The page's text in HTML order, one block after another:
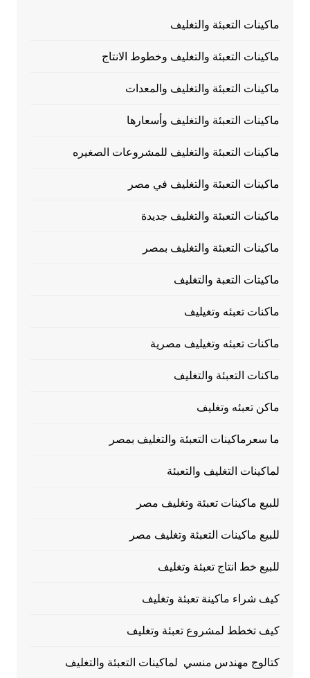
ماكينات التعبئة والتغليف
ماكينات التعبئة والتغليف وخطوط الانتاج
ماكينات التعبئة والتغليف والمعدات
ماكينات التعبئة والتغليف وأسعارها
ماكينات التعبئة والتغليف للمشروعات الصغيره
ماكينات التعبئة والتغليف في مصر
ماكينات التعبئة والتغليف جديدة
ماكينات التعبئة والتغليف بمصر
ماكيتات التعبة والتغليف
ماكنات تعبئه وتغيليف
ماكنات تعبئه وتغيليف مصرية
ماكنات التعبئة والتغليف
ماكن تعبئه وتغليف
ما سعرماكينات التعبئة والتغليف بمصر
لماكينات التغليف والتعبئة
للبيع ماكينات تعبئة وتغليف مصر
للبيع ماكينات التعبئة وتغليف مصر
للبيع خط انتاج تعبئة وتغليف
كيف شراء ماكينة تعبئة وتغليف
كيف تخطط لمشروع تعبئة وتغليف
كتالوج مهندس منسي لماكينات التعبئة والتغليف